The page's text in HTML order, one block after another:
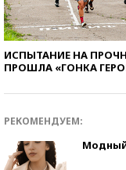
ИСПЫТАНИЕ НА
ПРОШЛА «ГОНКА
РЕКОМЕНДУЕМ:
Модный